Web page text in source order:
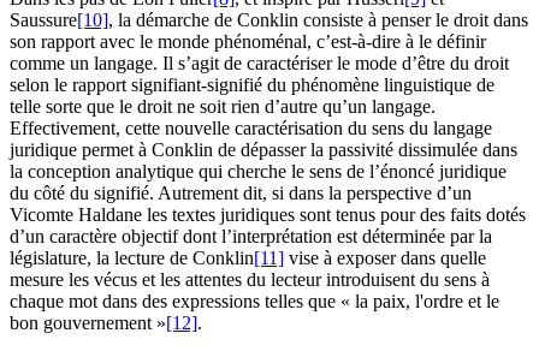
Saussure[10], la démarche de Conklin consiste à penser le droit dans
son rapport avec le monde phénoménal, c’est-à-dire à le définir
comme un langage. Il s’agit de caractériser le mode d’être du droit
selon le rapport signifiant-signifié du phénomène linguistique de
telle sorte que le droit ne soit rien d’autre qu’un langage.
Effectivement, cette nouvelle caractérisation du sens du langage
juridique permet à Conklin de dépasser la passivité dissimulée dans
la conception analytique qui cherche le sens de l’énoncé juridique
du côté du signifié. Autrement dit, si dans la perspective d’un
Vicomte Haldane les textes juridiques sont tenus pour des faits dotés
d’un caractère objectif dont l’interprétation est déterminée par la
législature, la lecture de Conklin[11] vise à exposer dans quelle
mesure les vécus et les attentes du lecteur introduisent du sens à
chaque mot dans des expressions telles que « la paix, l'ordre et le
bon gouvernement »[12].